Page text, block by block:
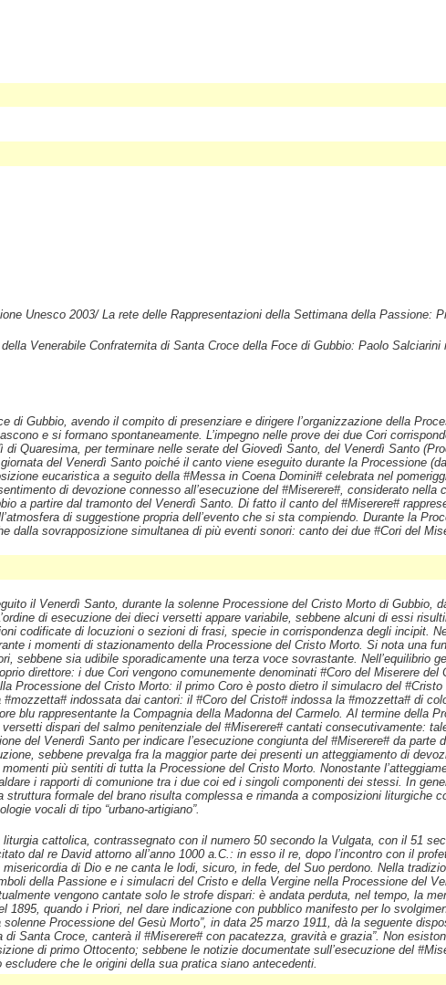
Unesco 2003/ La rete delle Rappresentazioni della Settimana della Passione:
Venerabile Confraternita di Santa Croce della Foce di Gubbio: Paolo
di Gubbio, avendo il compito di presenziare e dirigere l’organizzazione della
e si formano spontaneamente. L’impegno nelle prove dei due Cori
Quaresima, per terminare nelle serate del Giovedì Santo, del Venerdì Santo
del Venerdì Santo poiché il canto viene eseguito durante la Processione
eucaristica a seguito della #Messa in Coena Domini# celebrata nel
di devozione connesso all’esecuzione del #Miserere#, considerato
a partire dal tramonto del Venerdì Santo. Di fatto il canto del #Miserere#
di suggestione propria dell’evento che si sta compiendo. Durante la
dalla sovrapposizione simultanea di più eventi sonori: canto dei due #Cori del
il Venerdì Santo, durante la solenne Processione del Cristo Morto di
di esecuzione dei dieci versetti appare variabile, sebbene alcuni di essi
codificate di locuzioni o sezioni di frasi, specie in corrispondenza degli incipit.
i momenti di stazionamento della Processione del Cristo Morto. Si nota una
sebbene sia udibile sporadicamente una terza voce sovrastante. Nell’equilibrio
direttore: i due Cori vengono comunemente denominati #Coro del Miserere
Processione del Cristo Morto: il primo Coro è posto dietro il simulacro del
indossata dai cantori: il #Coro del Cristo# indossa la #mozzetta# di
blu rappresentante la Compagnia della Madonna del Carmelo. Al termine della
dispari del salmo penitenziale del #Miserere# cantati consecutivamente:
del Venerdì Santo per indicare l’esecuzione congiunta del #Miserere# da
sebbene prevalga fra la maggior parte dei presenti un atteggiamento di
più sentiti di tutta la Processione del Cristo Morto. Nonostante
i rapporti di comunione tra i due coi ed i singoli componenti dei stessi. In
formale del brano risulta complessa e rimanda a composizioni liturgiche
vocali di tipo “urbano-artigiano”.
cattolica, contrassegnato con il numero 50 secondo la Vulgata, con il 51
dal re David attorno all’anno 1000 a.C.: in esso il re, dopo l’incontro con il
di Dio e ne canta le lodi, sicuro, in fede, del Suo perdono. Nella
della Passione e i simulacri del Cristo e della Vergine nella Processione del
vengono cantate solo le strofe dispari: è andata perduta, nel tempo, la
quando i Priori, nel dare indicazione con pubblico manifesto per lo
Processione del Gesù Morto”, in data 25 marzo 1911, dà la seguente
Santa Croce, canterà il #Miserere# con pacatezza, gravità e grazia”. Non
di primo Ottocento; sebbene le notizie documentate sull’esecuzione del
che le origini della sua pratica siano antecedenti.